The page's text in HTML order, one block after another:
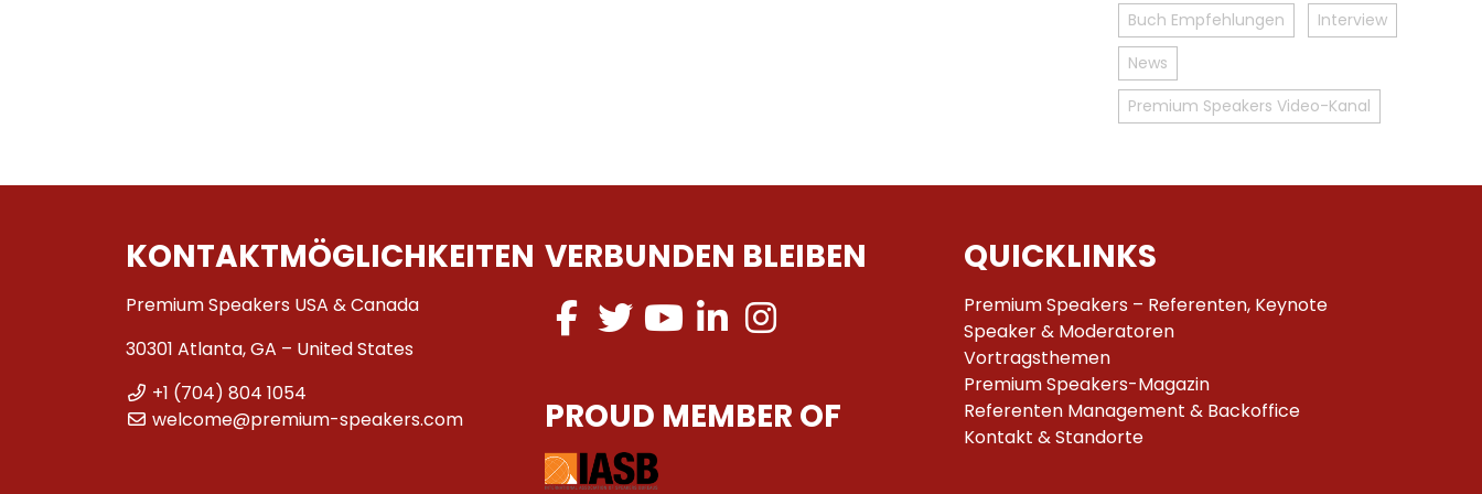
Buch Empfehlungen
Interview
News
Premium Speakers Video-Kanal
KONTAKTMÖGLICHKEITEN
Premium Speakers USA & Canada
30301 Atlanta, GA – United States
+1 (704) 804 1054
welcome@premium-speakers.com
VERBUNDEN BLEIBEN
PROUD MEMBER OF
QUICKLINKS
Premium Speakers – Referenten, Keynote
Speaker & Moderatoren
Vortragsthemen
Premium Speakers-Magazin
Referenten Management & Backoffice
Kontakt & Standorte